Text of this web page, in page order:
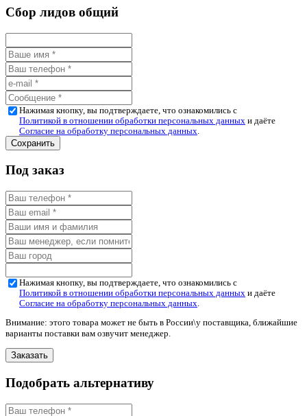
Сбор лидов общий
Нажимая кнопку, вы подтверждаете, что ознакомились с
Политикой в отношении обработки персональных данных и даёте
Согласие на обработку персональных данных
Под заказ
Нажимая кнопку, вы подтверждаете, что ознакомились с
Политикой в отношении обработки персональных данных и даёте
Согласие на обработку персональных данных.
Внимание: этого товара может не быть в России\у поставщика, ближайшие
варианты поставки вам озвучит менеджер.
Подобрать альтернативу